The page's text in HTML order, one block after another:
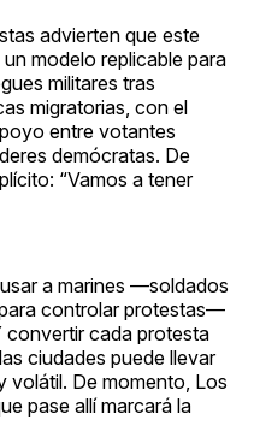
advierten que este
modelo replicable para
militares tras
migratorias, con el
entre votantes
demócratas. De
“Vamos a tener
, usar a marines —soldados
controlar protestas—
convertir cada protesta
ciudades puede llevar
volátil. De momento, Los
pase allí marcará la